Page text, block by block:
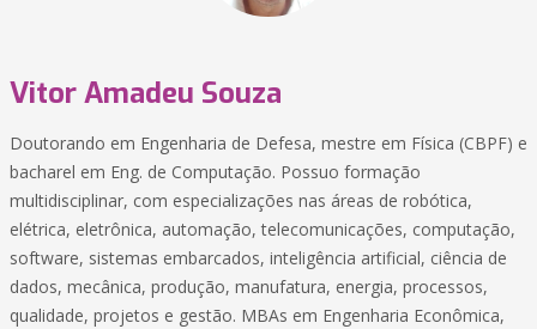
Vitor Amadeu Souza
Doutorando em Engenharia de Defesa, mestre em Física (CBPF) e
bacharel em Eng. de Computação. Possuo formação
multidisciplinar, com especializações nas áreas de robótica,
elétrica, eletrônica, automação, telecomunicações, computação,
software, sistemas embarcados, inteligência artificial, ciência de
dados, mecânica, produção, manufatura, energia, processos,
qualidade, projetos e gestão. MBAs em Engenharia Econômica,